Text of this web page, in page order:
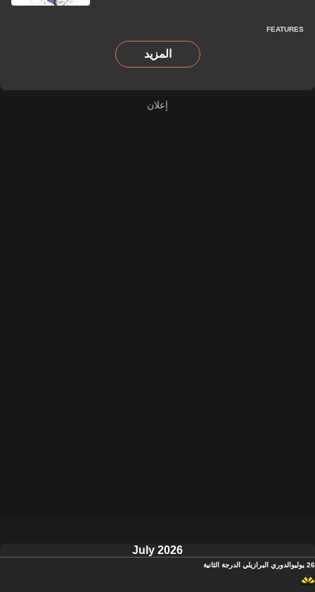
FEATURES
المزيد
July 2026
26 يوليو الدوري البرازيلي الدرجة الثانية